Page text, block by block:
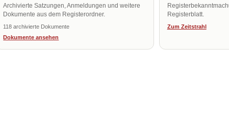
Archivierte Satzungen, Anmeldungen und weitere
Dokumente aus dem Registerordner.
118 archivierte Dokumente
Dokumente ansehen
Registerblatt.
Zum Zeitstrahl